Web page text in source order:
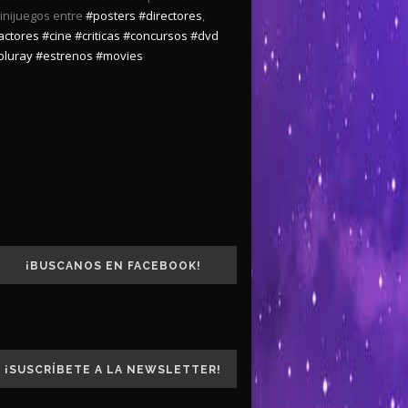
entre #posters #directores,
#cine #criticas #concursos #dvd
#estrenos #movies
¡BUSCANOS EN FACEBOOK!
¡SUSCRÍBETE A LA NEWSLETTER!